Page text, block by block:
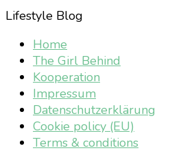
Lifestyle Blog
Home
The Girl Behind
Kooperation
Impressum
Datenschutzerklärung
Cookie policy (EU)
Terms & conditions